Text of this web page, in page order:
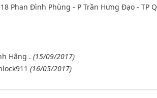
Phan Đình Phùng - P Trần Hưng Đạo - TP
Hãng . (15/09/2017)
(16/05/2017)